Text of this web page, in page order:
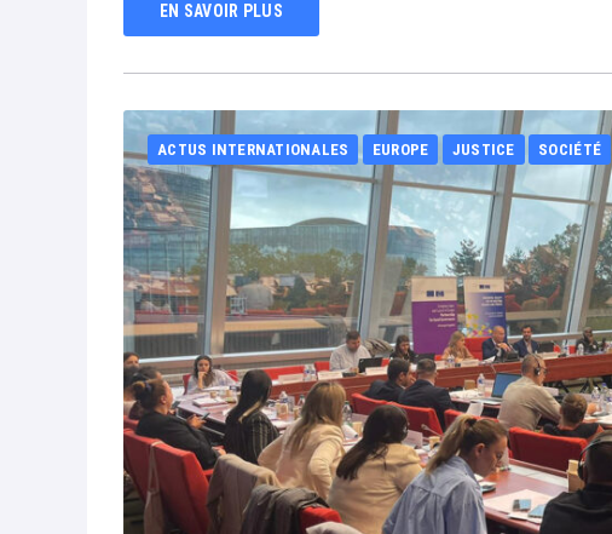
EN SAVOIR PLUS
ACTUS INTERNATIONALES EUROPE JUSTICE SOCIÉTÉ